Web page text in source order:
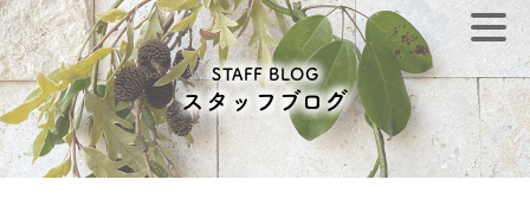
STAFF BLOG
スタッフブログ